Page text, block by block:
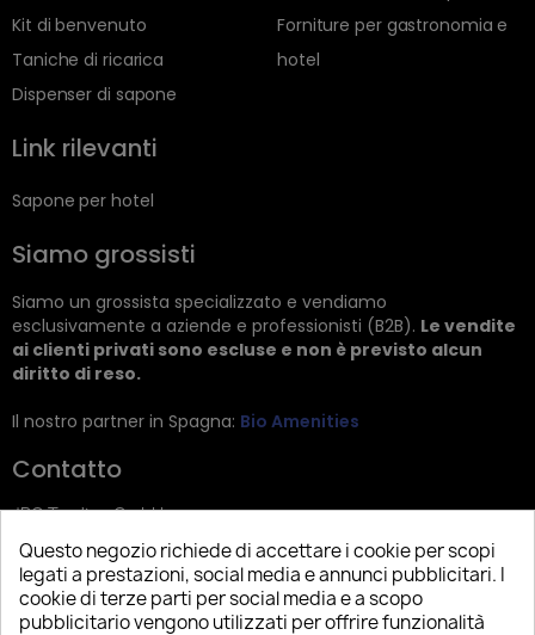
Kit di benvenuto
Taniche di ricarica
Dispenser di sapone
Forniture per gastronomia e
hotel
Link rilevanti
Sapone per hotel
Siamo grossisti
Siamo un grossista specializzato e vendiamo
esclusivamente a aziende e professionisti (B2B). Le vendite
ai clienti privati sono escluse e non è previsto alcun
diritto di reso.
Il nostro partner in Spagna: Bio Amenities
Contatto
JRG Trading GmbH
Zietenstr. 9
12244 Berlin
Tel: +49 (0)30 2357 3470
Questo negozio richiede di accettare i cookie per scopi
legati a prestazioni, social media e annunci pubblicitari. I
cookie di terze parti per social media e a scopo
pubblicitario vengono utilizzati per offrire funzionalità